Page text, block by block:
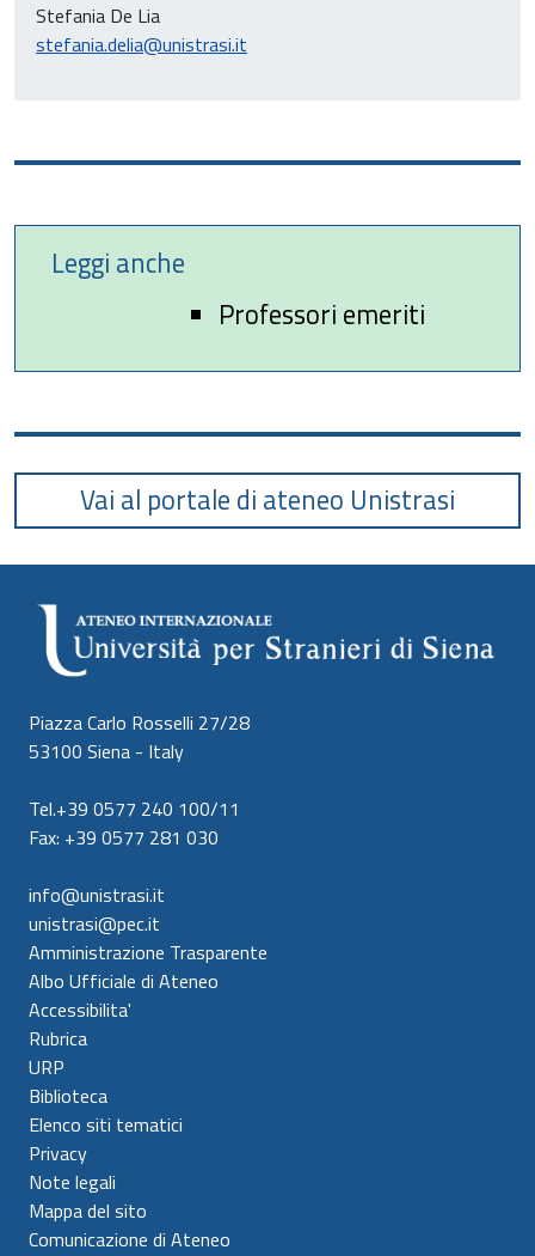
Stefania De Lia
stefania.delia@unistrasi.it
Leggi anche
Professori emeriti
Vai al portale di ateneo Unistrasi
Piazza Carlo Rosselli 27/28
53100 Siena - Italy
Tel.+39 0577 240 100/11
Fax: +39 0577 281 030
info@unistrasi.it
unistrasi@pec.it
Amministrazione Trasparente
Albo Ufficiale di Ateneo
Accessibilita'
Rubrica
URP
Biblioteca
Elenco siti tematici
Privacy
Note legali
Mappa del sito
Comunicazione di Ateneo